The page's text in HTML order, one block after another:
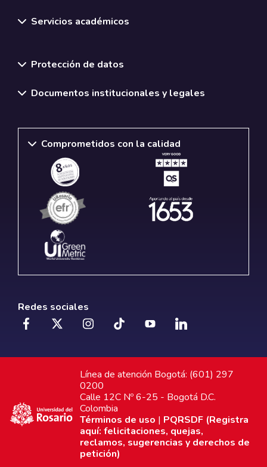
Servicios académicos
Protección de datos
Documentos institucionales y legales
Comprometidos con la calidad
Redes sociales
Línea de atención Bogotá: (601) 297
0200
Calle 12C Nº 6-25 - Bogotá D.C.
Colombia
Términos de uso | PQRSDF (Registra
aquí: felicitaciones, quejas,
reclamos, sugerencias y derechos de
petición)